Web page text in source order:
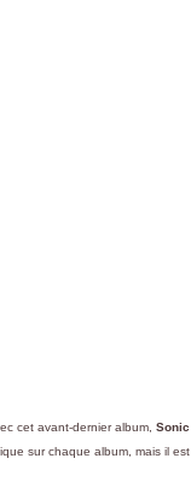
cet avant-dernier album,Sonic
sur chaque album, mais il est